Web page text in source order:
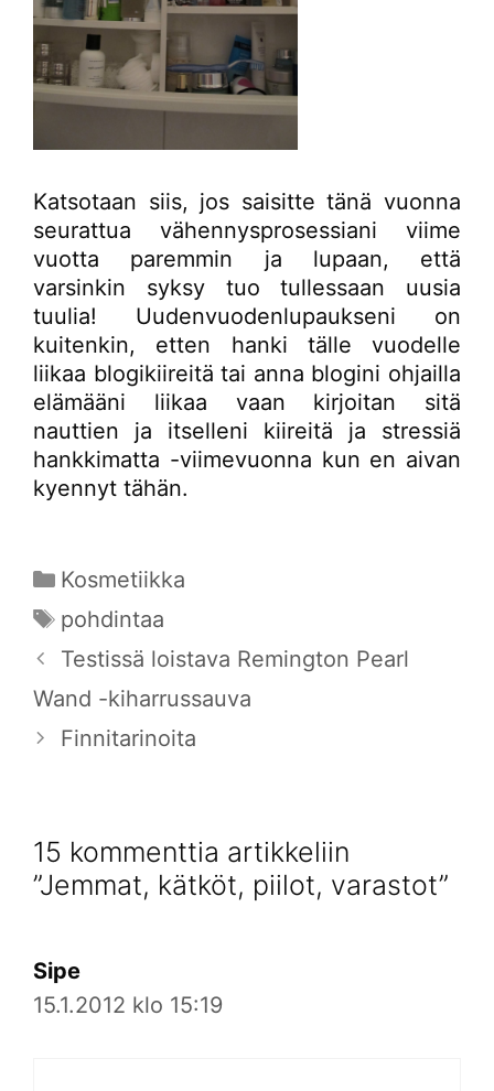
Katsotaan siis, jos saisitte tänä vuonna
seurattua vähennysprosessiani viime
vuotta paremmin ja lupaan, että
varsinkin syksy tuo tullessaan uusia
tuulia! Uudenvuodenlupaukseni on
kuitenkin, etten hanki tälle vuodelle
liikaa blogikiireitä tai anna blogini ohjailla
elämääni liikaa vaan kirjoitan sitä
nauttien ja itselleni kiireitä ja stressiä
hankkimatta -viimevuonna kun en aivan
kyennyt tähän.
Kategoriat
Kosmetiikka
Avainsanat
pohdintaa
Testissä loistava Remington Pearl
Wand -kiharrussauva
Finnitarinoita
15 kommenttia artikkeliin
”Jemmat, kätköt, piilot, varastot”
Sipe
15.1.2012 klo 15:19